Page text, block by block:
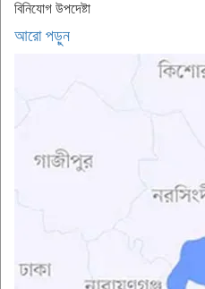
বিনিযোগ উপদেষ্টা
আরো পড়ুন